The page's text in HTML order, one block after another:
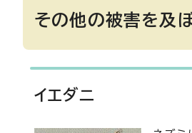
その他の被害を及
イエダニ